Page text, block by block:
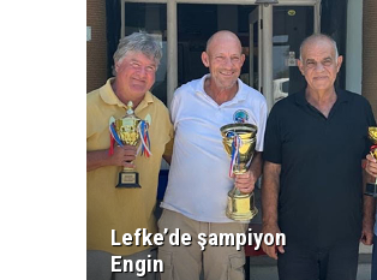
Lefke’de şampiyon
Engin